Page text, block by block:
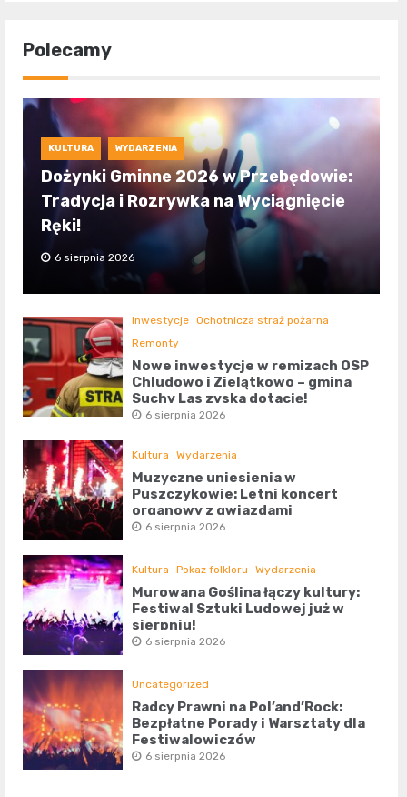
Polecamy
KULTURA WYDARZENIA
Dożynki Gminne 2026 w Przebędowie:
Tradycja i Rozrywka na Wyciągnięcie
Ręki!
6 sierpnia 2026
Inwestycje Ochotnicza straż pożarna
Remonty
Nowe inwestycje w remizach OSP
Chludowo i Zielątkowo – gmina
Suchy Las zyska dotację!
6 sierpnia 2026
Kultura Wydarzenia
Muzyczne uniesienia w
Puszczykowie: Letni koncert
organowy z gwiazdami
6 sierpnia 2026
Kultura Pokaz folkloru Wydarzenia
Murowana Goślina łączy kultury:
Festiwal Sztuki Ludowej już w
sierpniu!
6 sierpnia 2026
Uncategorized
Radcy Prawni na Pol’and’Rock:
Bezpłatne Porady i Warsztaty dla
Festiwalowiczów
6 sierpnia 2026